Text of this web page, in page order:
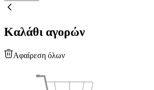
Καλάθι αγορών
Αφαίρεση όλων